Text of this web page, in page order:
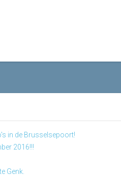
in de Brusselsepoort!
2016!!!
Genk.